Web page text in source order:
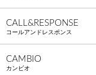
CALL&RESPONSE
コールアンドレスポンス
CAMBIO
カンビオ